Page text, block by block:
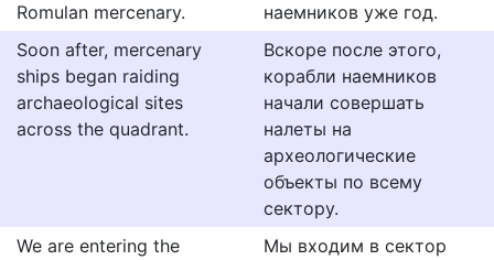
Romulan mercenary.
наемников уже год.
Soon after, mercenary
ships began raiding
archaeological sites
across the quadrant.
Вскоре после этого,
корабли наемников
начали совершать
налеты на
археологические
объекты по всему
сектору.
We are entering the
Мы входим в сектор